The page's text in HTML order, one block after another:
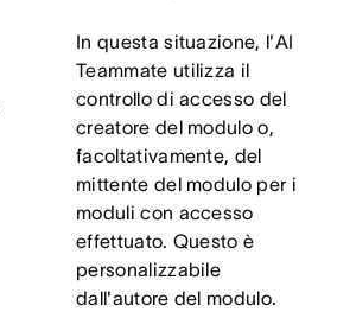
In questa situazione, l'AI
Teammate utilizza il
controllo di accesso del
creatore del modulo o,
facoltativamente, del
mittente del modulo per i
moduli con accesso
effettuato. Questo è
personalizzabile
dall'autore del modulo.